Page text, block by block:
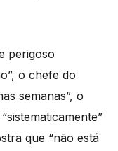
perigoso
o chefe do
semanas”, o
que “não está